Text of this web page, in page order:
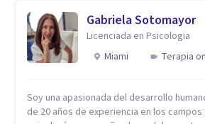
Gabriela Sotomayor
Licenciada en Psicologia
Miami
Terapia
Soy una apasionada del desarrollo
de 20 años de experiencia en los